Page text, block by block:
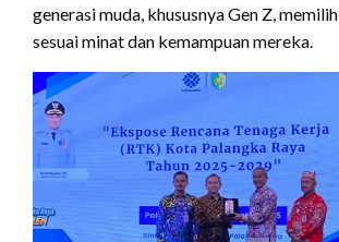
generasi muda, khususnya Gen Z,
sesuai minat dan kemampuan mereka.